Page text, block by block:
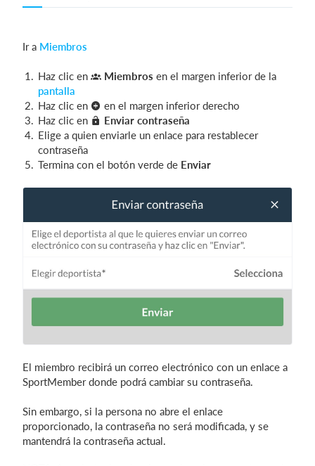
Español
Iniciar sesión
Ir a Miembros
Haz clic en Miembros en el margen inferior de la
pantalla
Haz clic en
en el margen inferior derecho
Haz clic en
Enviar contraseña
Elige a quien enviarle un enlace para restablecer
contraseña
Termina con el botón verde de Enviar
El miembro recibirá un correo electrónico con un enlace a
SportMember donde podrá cambiar su contraseña.
Sin embargo, si la persona no abre el enlace
proporcionado, la contraseña no será modificada, y se
mantendrá la contraseña actual.